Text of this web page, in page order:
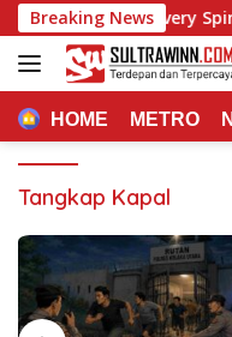
Langsung
ke
konten
Breaking News
Where Every Spin
HOME METRO
Tangkap Kapal